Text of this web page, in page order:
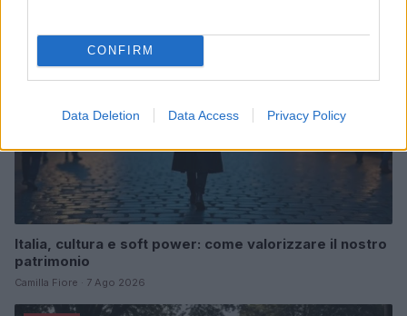
CONFIRM
Data Deletion Data Access Privacy Policy
Italia, cultura e soft power: come valorizzare il nostro
patrimonio
Camilla Fiore · 7 Ago 2026